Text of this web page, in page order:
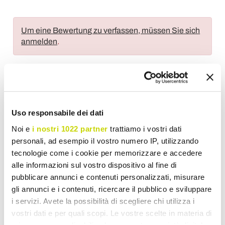
Uso responsabile dei dati
Noi e i nostri 1022 partner trattiamo i vostri dati
personali, ad esempio il vostro numero IP, utilizzando
tecnologie come i cookie per memorizzare e accedere
alle informazioni sul vostro dispositivo al fine di
pubblicare annunci e contenuti personalizzati, misurare
gli annunci e i contenuti, ricercare il pubblico e sviluppare
i servizi. Avete la possibilità di scegliere chi utilizza i
vostri dati e per quali scopi. Le vostre scelte in materia di
Um eine Bewertung zu verfassen, müssen Sie sich
anmelden.
Schreiben Sie Ihren Beitrag
Keramikwaschbecken